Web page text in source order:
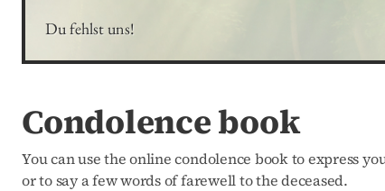
Du fehlst uns!
Condolence book
You can use the online condolence book to express
or to say a few words of farewell to the deceased.